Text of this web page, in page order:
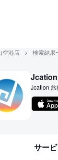
空港店 検索結果
Jcation
Jcation 旅
サー